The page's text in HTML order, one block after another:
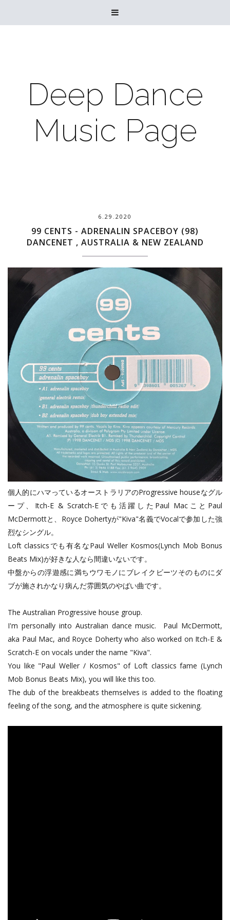

Deep Dance
Music Page
6.29.2020
99 CENTS - ADRENALIN SPACEBOY (98)
DANCENET ‎, AUSTRALIA & NEW ZEALAND
個人的にハマっているオーストラリアのProgressive houseなグル
ープ、Itch-E & Scratch-Eでも活躍したPaul MacことPaul
McDermottと、Royce Dohertyが"Kiva"名義でVocalで参加した強
烈なシングル。
Loft classicsでも有名なPaul Weller Kosmos(Lynch Mob Bonus
Beats Mix)が好きな人なら間違いないです。
中盤からの浮遊感に満ちウワモノにブレイクビーツそのものにダ
ブが施されかなり病んだ雰囲気のやばい曲です。
The Australian Progressive house group.
I'm personally into Australian dance music. Paul McDermott,
aka Paul Mac, and Royce Doherty who also worked on Itch-E &
Scratch-E on vocals under the name "Kiva".
You like "Paul Weller / Kosmos" of Loft classics fame (Lynch
Mob Bonus Beats Mix), you will like this too.
The dub of the breakbeats themselves is added to the floating
feeling of the song, and the atmosphere is quite sickening.